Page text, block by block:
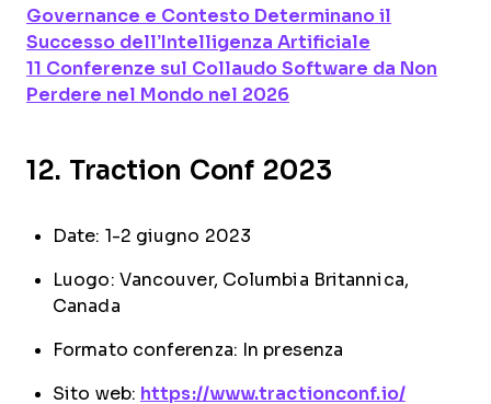
Governance e Contesto Determinano il
Successo dell’Intelligenza Artificiale
11 Conferenze sul Collaudo Software da Non
Perdere nel Mondo nel 2026
12. Traction Conf 2023
Date: 1-2 giugno 2023
Luogo: Vancouver, Columbia Britannica,
Canada
Formato conferenza: In presenza
Sito web: https://www.tractionconf.io/